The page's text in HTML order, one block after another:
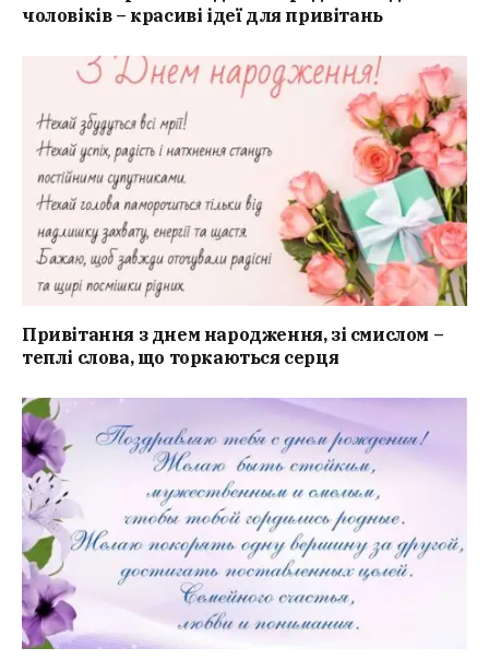
чоловіків – красиві ідеї для привітань
Привітання з днем народження, зі смислом –
теплі слова, що торкаються серця